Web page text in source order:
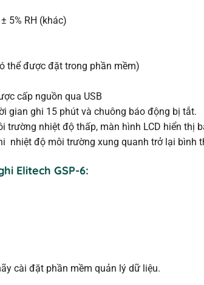
5% RH (khác)
thể được đặt trong phần mềm)
cấp nguồn qua USB
gian ghi 15 phút và chuông báo động bị tắt.
nhiệt độ thấp, màn hình LCD hiển thị
nhiệt độ môi trường xung quanh trở lại bình
Elitech GSP-6:
cài đặt phần mềm quản lý dữ liệu.